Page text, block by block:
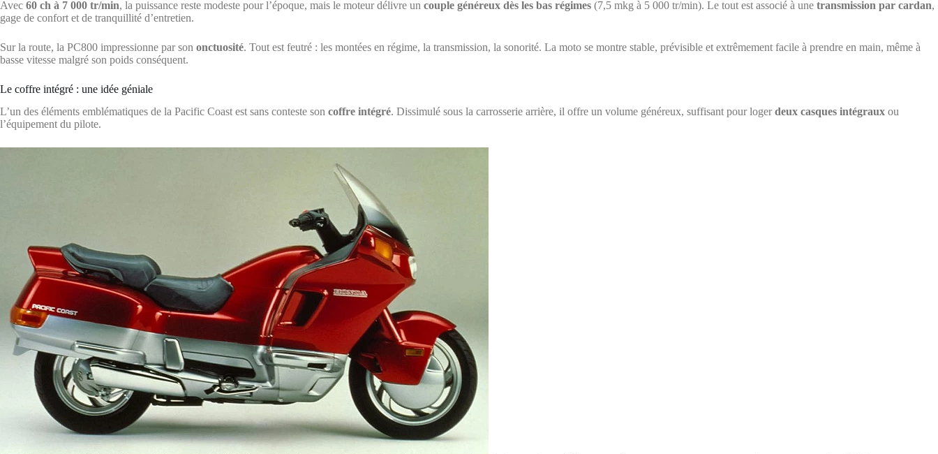
Avec 60 ch à 7 000 tr/min, la puissance reste modeste pour l’époque, mais le moteur délivre un couple généreux dès les bas régimes (7,5 mkg à 5 000 tr/min). Le tout est associé à une transmission par cardan,
gage de confort et de tranquillité d’entretien.
Sur la route, la PC800 impressionne par son onctuosité. Tout est feutré : les montées en régime, la transmission, la sonorité. La moto se montre stable, prévisible et extrêmement facile à prendre en main, même à
basse vitesse malgré son poids conséquent.
Le coffre intégré : une idée géniale
L’un des éléments emblématiques de la Pacific Coast est sans conteste son coffre intégré. Dissimulé sous la carrosserie arrière, il offre un volume généreux, suffisant pour logerdeux casques intégraux ou
l’équipement du pilote.